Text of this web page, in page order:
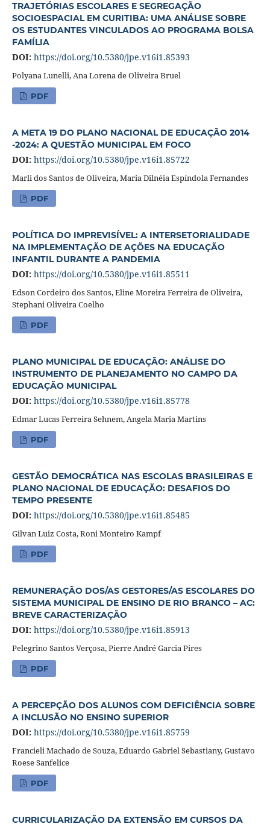
TRAJETÓRIAS ESCOLARES E SEGREGAÇÃO
SOCIOESPACIAL EM CURITIBA: UMA ANÁLISE SOBRE
OS ESTUDANTES VINCULADOS AO PROGRAMA BOLSA
FAMÍLIA
DOI: https://doi.org/10.5380/jpe.v16i1.85393
Polyana Lunelli, Ana Lorena de Oliveira Bruel
PDF
A META 19 DO PLANO NACIONAL DE EDUCAÇÃO 2014
-2024: A QUESTÃO MUNICIPAL EM FOCO
DOI: https://doi.org/10.5380/jpe.v16i1.85722
Marli dos Santos de Oliveira, Maria Dilnéia Espíndola Fernandes
PDF
POLÍTICA DO IMPREVISÍVEL: A INTERSETORIALIDADE
NA IMPLEMENTAÇÃO DE AÇÕES NA EDUCAÇÃO
INFANTIL DURANTE A PANDEMIA
DOI: https://doi.org/10.5380/jpe.v16i1.85511
Edson Cordeiro dos Santos, Eline Moreira Ferreira de Oliveira,
Stephani Oliveira Coelho
PDF
PLANO MUNICIPAL DE EDUCAÇÃO: ANÁLISE DO
INSTRUMENTO DE PLANEJAMENTO NO CAMPO DA
EDUCAÇÃO MUNICIPAL
DOI: https://doi.org/10.5380/jpe.v16i1.85778
Edmar Lucas Ferreira Sehnem, Angela Maria Martins
PDF
GESTÃO DEMOCRÁTICA NAS ESCOLAS BRASILEIRAS E
PLANO NACIONAL DE EDUCAÇÃO: DESAFIOS DO
TEMPO PRESENTE
DOI: https://doi.org/10.5380/jpe.v16i1.85485
Gilvan Luiz Costa, Roni Monteiro Kampf
PDF
REMUNERAÇÃO DOS/AS GESTORES/AS ESCOLARES DO
SISTEMA MUNICIPAL DE ENSINO DE RIO BRANCO – AC:
BREVE CARACTERIZAÇÃO
DOI: https://doi.org/10.5380/jpe.v16i1.85913
Pelegrino Santos Verçosa, Pierre André Garcia Pires
PDF
A PERCEPÇÃO DOS ALUNOS COM DEFICIÊNCIA SOBRE
A INCLUSÃO NO ENSINO SUPERIOR
DOI: https://doi.org/10.5380/jpe.v16i1.85759
Francieli Machado de Souza, Eduardo Gabriel Sebastiany, Gustavo
Roese Sanfelice
PDF
CURRICULARIZAÇÃO DA EXTENSÃO EM CURSOS DA